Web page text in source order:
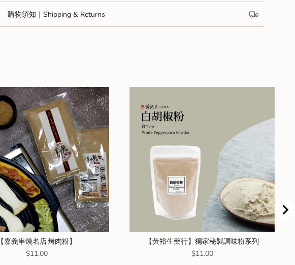
購物須知｜Shipping & Returns
【嘉義串燒名店 烤肉粉】
Price
$11.00
【黃裕生藥行】獨家秘製調味粉系列
Price
$11.00